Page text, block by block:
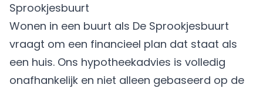
Sprookjesbuurt
Wonen in een buurt als De Sprookjesbuurt
vraagt om een financieel plan dat staat als
een huis. Ons hypotheekadvies is volledig
onafhankelijk en niet alleen gebaseerd op de